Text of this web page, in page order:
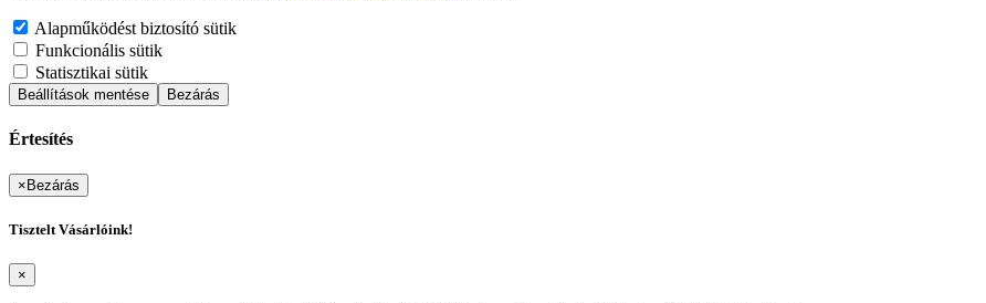
Alapműködést biztosító sütik
Funkcionális sütik
Statisztikai sütik
Beállítások mentése Bezárás
Értesítés
× Bezárás
Tisztelt Vásárlóink!
×